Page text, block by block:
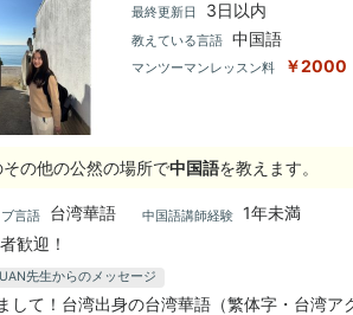
最終更新日 3日以内
教えている言語 中国語
マンツーマンレッスン料 ￥2000
の他の公然の場所で中国語を教えます。
言語 台湾華語 中国語講師経験
1年未満
歓迎！
先生からのメッセージ
して！台湾出身の台湾華語（繁体字・台湾ア